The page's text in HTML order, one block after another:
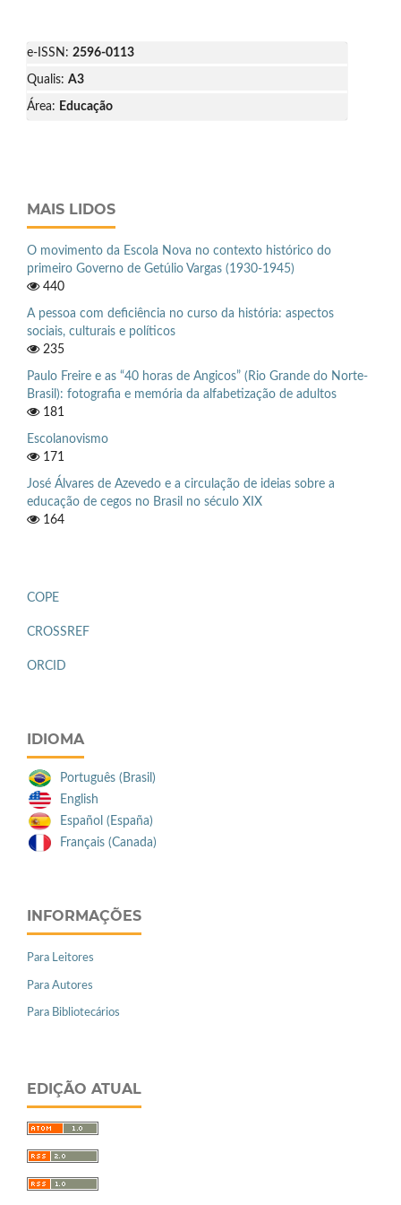
e-ISSN: 2596-0113
Qualis: A3
Área: Educação
MAIS LIDOS
O movimento da Escola Nova no contexto histórico do
primeiro Governo de Getúlio Vargas (1930-1945)
440
A pessoa com deficiência no curso da história: aspectos
sociais, culturais e políticos
235
Paulo Freire e as “40 horas de Angicos” (Rio Grande do Norte-
Brasil): fotografia e memória da alfabetização de adultos
181
Escolanovismo
171
José Álvares de Azevedo e a circulação de ideias sobre a
educação de cegos no Brasil no século XIX
164
COPE
CROSSREF
ORCID
IDIOMA
Português (Brasil)
English
Español (España)
Français (Canada)
INFORMAÇÕES
Para Leitores
Para Autores
Para Bibliotecários
EDIÇÃO ATUAL